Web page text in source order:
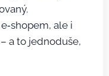
ale i
a to jednoduše,